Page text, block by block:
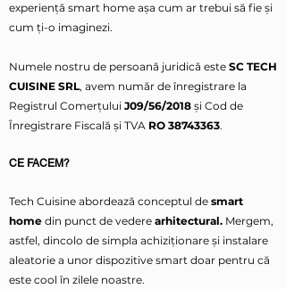
experiență smart home așa cum ar trebui să fie și
cum ți-o imaginezi.
Numele nostru de persoană juridică este SC TECH
CUISINE SRL, avem număr de înregistrare la
Registrul Comerțului J09/56/2018 și Cod de
Înregistrare Fiscală și TVA RO 38743363.
CE FACEM?
Tech Cuisine abordează conceptul de smart
home din punct de vedere arhitectural. Mergem,
astfel, dincolo de simpla achiziționare și instalare
aleatorie a unor dispozitive smart doar pentru că
este cool în zilele noastre.